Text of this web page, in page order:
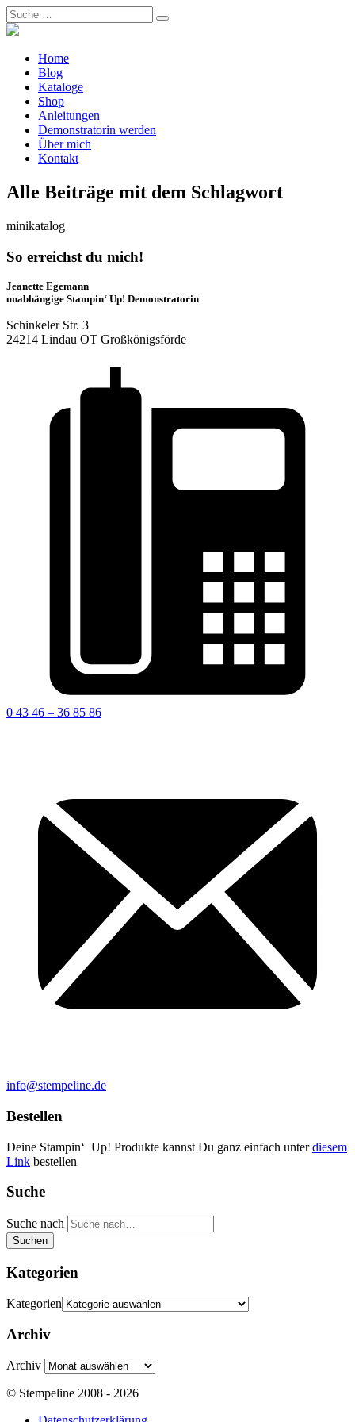
Home
Blog
Kataloge
Shop
Anleitungen
Demonstratorin werden
Über mich
Kontakt
Alle Beiträge mit dem Schlagwort
minikatalog
So erreichst du mich!
Jeanette Egemann
unabhängige Stampin‘ Up! Demonstratorin
Schinkeler Str. 3
24214 Lindau OT Großkönigsförde
0 43 46 – 36 85 86
info@stempeline.de
Bestellen
Deine Stampin‘ Up! Produkte kannst Du ganz einfach unterdiesem
Link bestellen
Suche
Suche nach
Suchen
Kategorien
Kategorien
Archiv
Archiv
© Stempeline 2008 - 2026